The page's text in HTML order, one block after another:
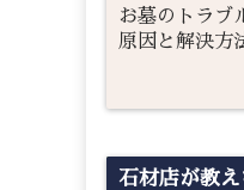
お墓のトラブ
原因と解決方
石材店が教